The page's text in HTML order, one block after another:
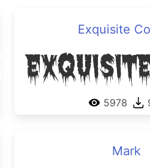
Exquisite
Exquisite
5978
Mark